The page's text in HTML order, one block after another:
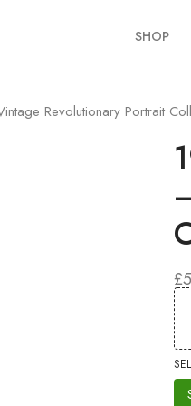
SHOP
Revolutionary Portrait
£